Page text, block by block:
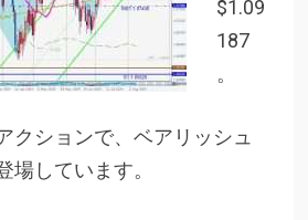
$1.09
187
。
クションで、ベアリッシュ
場しています。